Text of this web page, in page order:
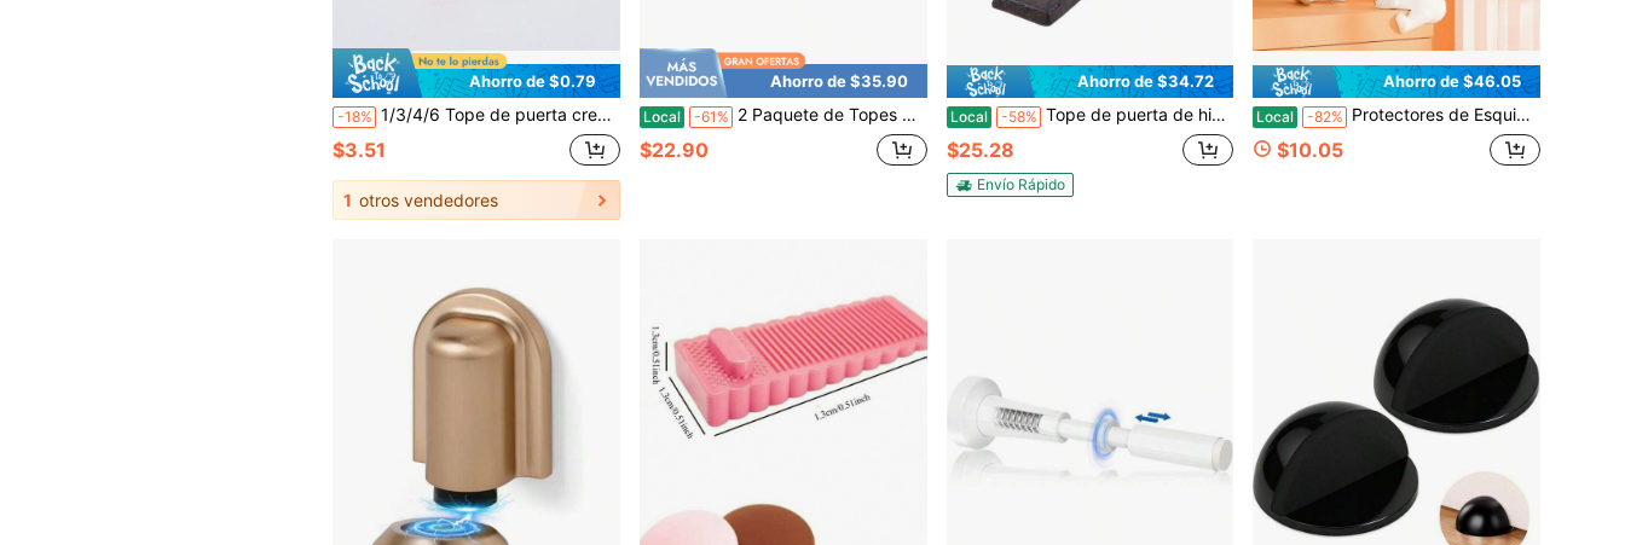
Ahorro de $0.79
-18% 1/3/4/6 Tope de puerta creativo con diseño de animal de dibujos animados, tope de puerta de plástico PVC, soporte de puerta antideslizante de mano, color mixto, con prevención de pellizcos y golpes para uso en el hogar y la oficina, artículos esenciales para la infantil | Tope de puerta decorativo | Agarre de puerta duradero
$3.51
1 otros vendedores
Ahorro de $35.90
Local -61% 2 Paquete de Topes de Puerta de Madera - Cuñas de Puerta Antideslizantes, Bloque de Madera con Agujero para Colgar Cualquier Piso, Baño, Dormitorio, Sala de Estar, Hogar y Oficina (Madera Clara)
$22.90
Ahorro de $34.72
Local -58% Tope de puerta de hierro fundido vintage - Tope de puerta resistente a la oxidación para el hogar y la oficina, tope de puerta rústico vintage lindo y artesanal antiguo (marrón)
$25.28
Envío Rápido
Ahorro de $46.05
Local -82% Protectores de Esquina Anticolisión para Ventanas y Mesas, Cubiertas Protectoras, Guardas de Esquina de Silicona Antigolpes de , Pegatinas de Esquina Antiafiladas, Accesorios para Muebles, Artículos Esenciales para el Hogar
$10.05